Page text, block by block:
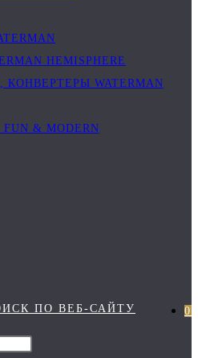
HEMISPHERE
WATERMAN
& MODERN
0
ПО ВЕБ-САЙТУ